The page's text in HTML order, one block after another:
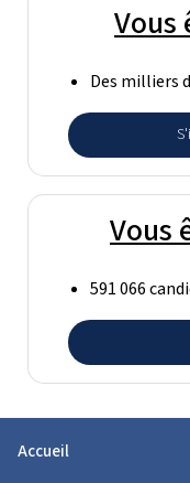
Vous
Des milliers
Vous
591 066
Accueil